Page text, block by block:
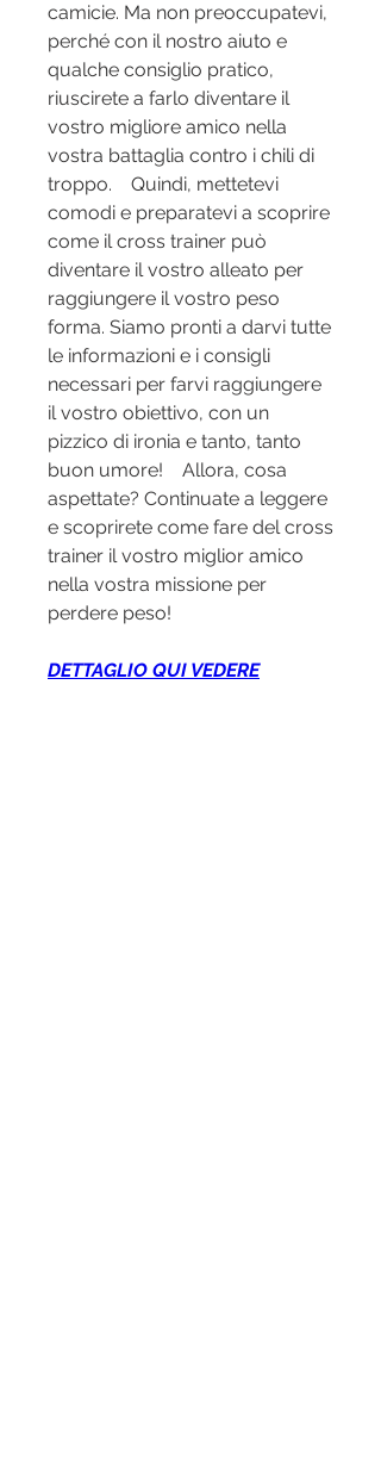
camicie. Ma non preoccupatevi,
perché con il nostro aiuto e
qualche consiglio pratico,
riuscirete a farlo diventare il
vostro migliore amico nella
vostra battaglia contro i chili di
troppo.    Quindi, mettetevi
comodi e preparatevi a scoprire
come il cross trainer può
diventare il vostro alleato per
raggiungere il vostro peso
forma. Siamo pronti a darvi tutte
le informazioni e i consigli
necessari per farvi raggiungere
il vostro obiettivo, con un
pizzico di ironia e tanto, tanto
buon umore!    Allora, cosa
aspettate? Continuate a leggere
e scoprirete come fare del cross
trainer il vostro miglior amico
nella vostra missione per
perdere peso!
DETTAGLIO QUI VEDERE